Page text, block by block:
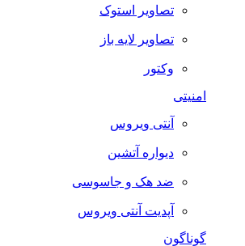
تصاویر استوک
تصاویر لایه باز
وکتور
امنیتی
آنتی ویروس
دیواره آتشین
ضد هک و جاسوسی
آپدیت آنتی ویروس
گوناگون